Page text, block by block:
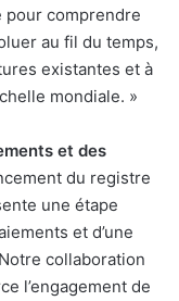
pour comprendre
au fil du temps,
existantes et à
mondiale. »
et des
du registre
une étape
et d’une
collaboration
l’engagement de